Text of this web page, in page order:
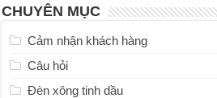
CHUYÊN MỤC
Cảm nhận khách hàng
Câu hỏi
Đèn xông tinh dầu